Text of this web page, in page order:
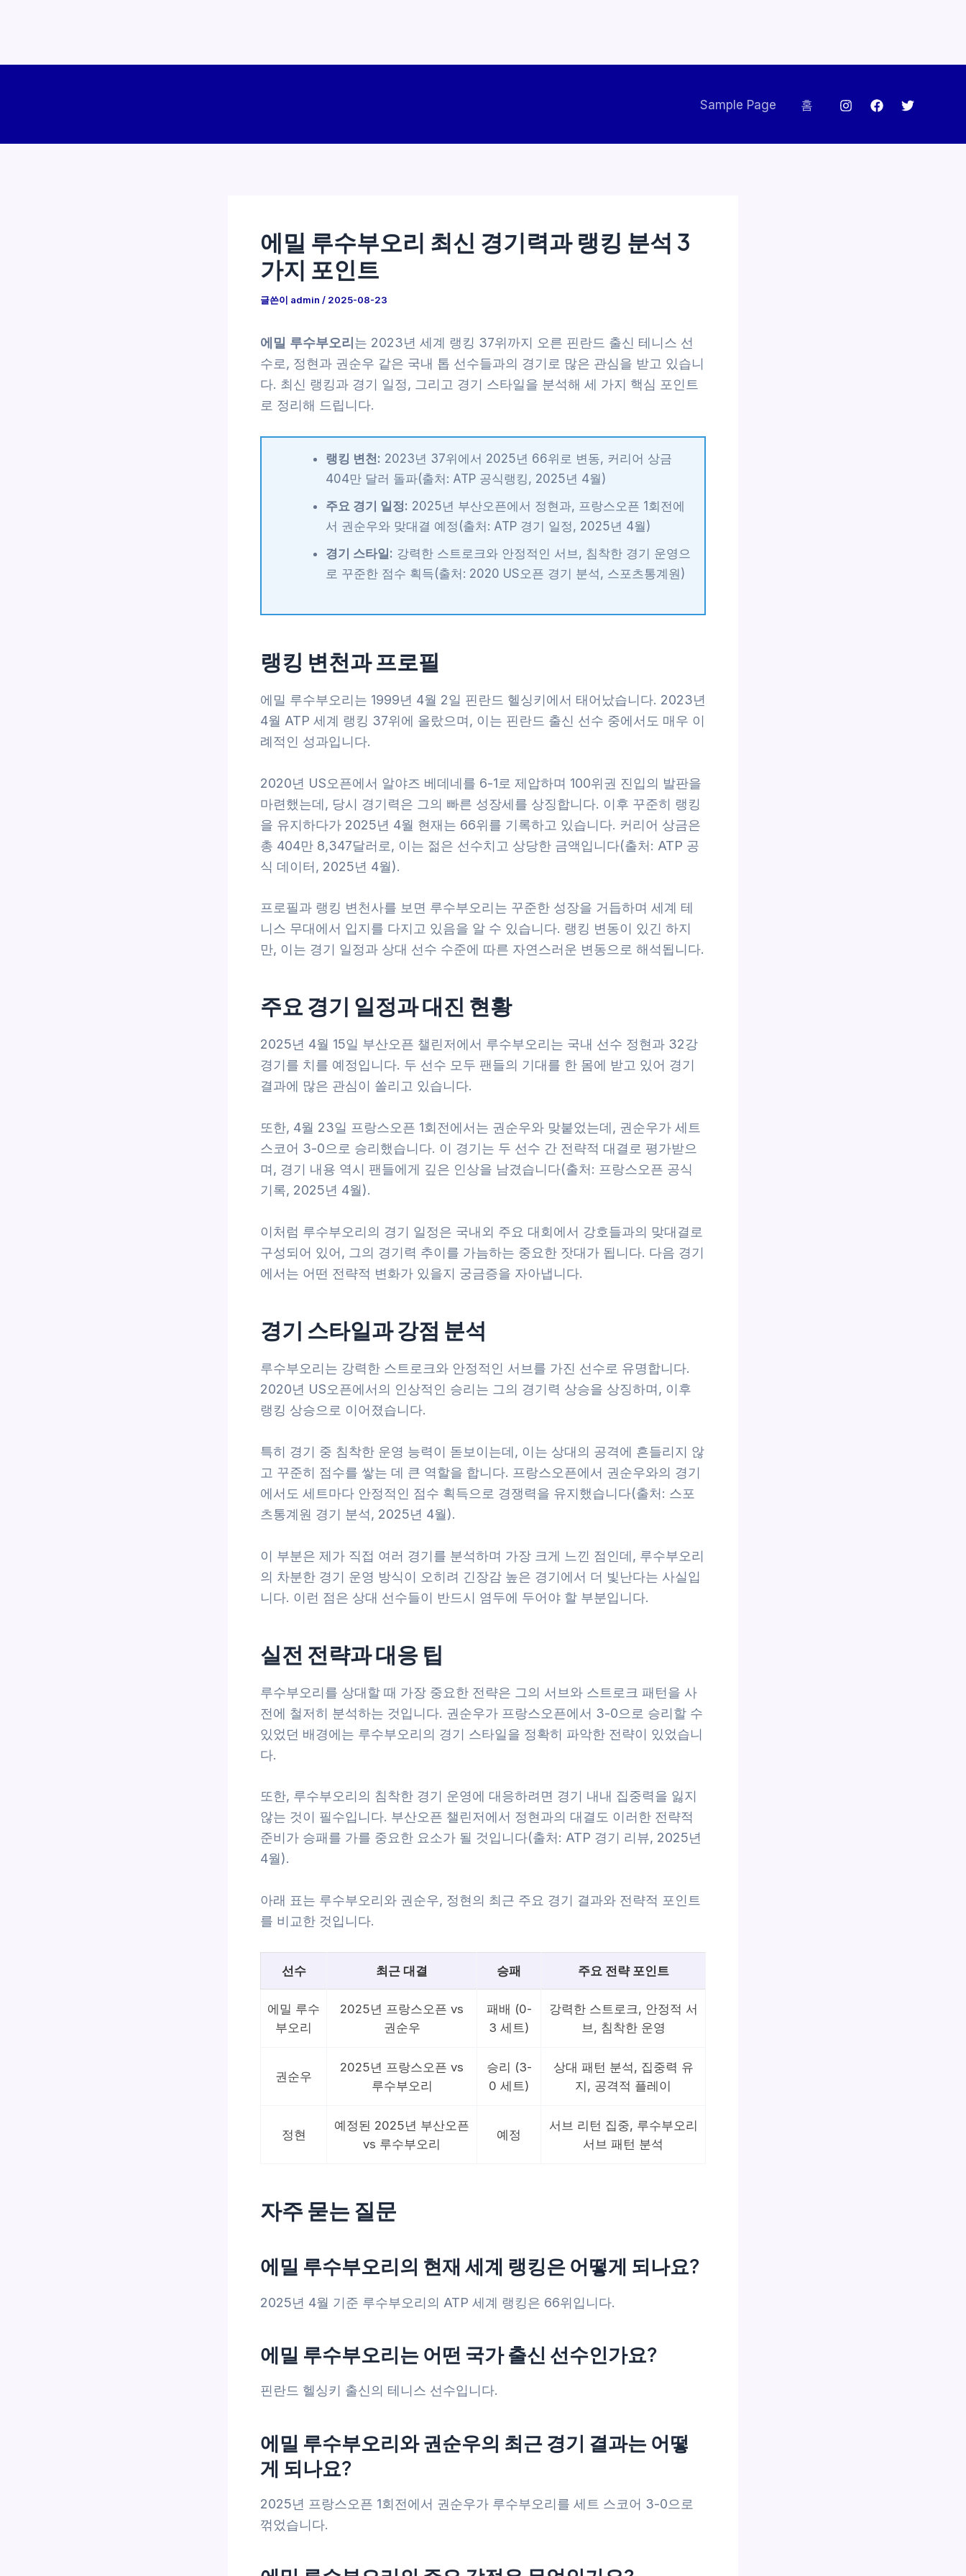
Sample Page 홈
에밀 루수부오리 최신 경기력과 랭킹 분석 3
가지 포인트
글쓴이 admin / 2025-08-23
에밀 루수부오리 는 2023년 세계 랭킹 37위까지 오른 핀란드 출신 테니스 선
수로, 정현과 권순우 같은 국내 톱 선수들과의 경기로 많은 관심을 받고 있습니
다. 최신 랭킹과 경기 일정, 그리고 경기 스타일을 분석해 세 가지 핵심 포인트
로 정리해 드립니다.
랭킹 변천: 2023년 37위에서 2025년 66위로 변동, 커리어 상금
404만 달러 돌파(출처: ATP 공식랭킹, 2025년 4월)
주요 경기 일정: 2025년 부산오픈에서 정현과, 프랑스오픈 1회전에
서 권순우와 맞대결 예정(출처: ATP 경기 일정, 2025년 4월)
경기 스타일: 강력한 스트로크와 안정적인 서브, 침착한 경기 운영으
로 꾸준한 점수 획득(출처: 2020 US오픈 경기 분석, 스포츠통계원)
랭킹 변천과 프로필
에밀 루수부오리는 1999년 4월 2일 핀란드 헬싱키에서 태어났습니다. 2023년
4월 ATP 세계 랭킹 37위에 올랐으며, 이는 핀란드 출신 선수 중에서도 매우 이
례적인 성과입니다.
2020년 US오픈에서 알야즈 베데네를 6-1로 제압하며 100위권 진입의 발판을
마련했는데, 당시 경기력은 그의 빠른 성장세를 상징합니다. 이후 꾸준히 랭킹
을 유지하다가 2025년 4월 현재는 66위를 기록하고 있습니다. 커리어 상금은
총 404만 8,347달러로, 이는 젊은 선수치고 상당한 금액입니다(출처: ATP 공
식 데이터, 2025년 4월).
프로필과 랭킹 변천사를 보면 루수부오리는 꾸준한 성장을 거듭하며 세계 테
니스 무대에서 입지를 다지고 있음을 알 수 있습니다. 랭킹 변동이 있긴 하지
만, 이는 경기 일정과 상대 선수 수준에 따른 자연스러운 변동으로 해석됩니다.
주요 경기 일정과 대진 현황
2025년 4월 15일 부산오픈 챌린저에서 루수부오리는 국내 선수 정현과 32강
경기를 치를 예정입니다. 두 선수 모두 팬들의 기대를 한 몸에 받고 있어 경기
결과에 많은 관심이 쏠리고 있습니다.
또한, 4월 23일 프랑스오픈 1회전에서는 권순우와 맞붙었는데, 권순우가 세트
스코어 3-0으로 승리했습니다. 이 경기는 두 선수 간 전략적 대결로 평가받으
며, 경기 내용 역시 팬들에게 깊은 인상을 남겼습니다(출처: 프랑스오픈 공식
기록, 2025년 4월).
이처럼 루수부오리의 경기 일정은 국내외 주요 대회에서 강호들과의 맞대결로
구성되어 있어, 그의 경기력 추이를 가늠하는 중요한 잣대가 됩니다. 다음 경기
에서는 어떤 전략적 변화가 있을지 궁금증을 자아냅니다.
경기 스타일과 강점 분석
루수부오리는 강력한 스트로크와 안정적인 서브를 가진 선수로 유명합니다.
2020년 US오픈에서의 인상적인 승리는 그의 경기력 상승을 상징하며, 이후
랭킹 상승으로 이어졌습니다.
특히 경기 중 침착한 운영 능력이 돋보이는데, 이는 상대의 공격에 흔들리지 않
고 꾸준히 점수를 쌓는 데 큰 역할을 합니다. 프랑스오픈에서 권순우와의 경기
에서도 세트마다 안정적인 점수 획득으로 경쟁력을 유지했습니다(출처: 스포
츠통계원 경기 분석, 2025년 4월).
이 부분은 제가 직접 여러 경기를 분석하며 가장 크게 느낀 점인데, 루수부오리
의 차분한 경기 운영 방식이 오히려 긴장감 높은 경기에서 더 빛난다는 사실입
니다. 이런 점은 상대 선수들이 반드시 염두에 두어야 할 부분입니다.
실전 전략과 대응 팁
루수부오리를 상대할 때 가장 중요한 전략은 그의 서브와 스트로크 패턴을 사
전에 철저히 분석하는 것입니다. 권순우가 프랑스오픈에서 3-0으로 승리할 수
있었던 배경에는 루수부오리의 경기 스타일을 정확히 파악한 전략이 있었습니
다.
또한, 루수부오리의 침착한 경기 운영에 대응하려면 경기 내내 집중력을 잃지
않는 것이 필수입니다. 부산오픈 챌린저에서 정현과의 대결도 이러한 전략적
준비가 승패를 가를 중요한 요소가 될 것입니다(출처: ATP 경기 리뷰, 2025년
4월).
아래 표는 루수부오리와 권순우, 정현의 최근 주요 경기 결과와 전략적 포인트
를 비교한 것입니다.
선수 최근 대결 승패 주요 전략 포인트
에밀 루수
부오리
2025년 프랑스오픈 vs
권순우
패배 (0-
3 세트)
강력한 스트로크, 안정적 서
브, 침착한 운영
권순우
2025년 프랑스오픈 vs
루수부오리
승리 (3-
0 세트)
상대 패턴 분석, 집중력 유
지, 공격적 플레이
정현
예정된 2025년 부산오픈
vs 루수부오리
예정
서브 리턴 집중, 루수부오리
서브 패턴 분석
자주 묻는 질문
에밀 루수부오리의 현재 세계 랭킹은 어떻게 되나요?
2025년 4월 기준 루수부오리의 ATP 세계 랭킹은 66위입니다.
에밀 루수부오리는 어떤 국가 출신 선수인가요?
핀란드 헬싱키 출신의 테니스 선수입니다.
에밀 루수부오리와 권순우의 최근 경기 결과는 어떻
게 되나요?
2025년 프랑스오픈 1회전에서 권순우가 루수부오리를 세트 스코어 3-0으로
꺾었습니다.